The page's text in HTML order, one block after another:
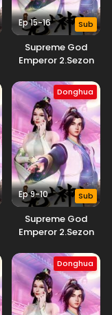
Ep 15-16 Sub
Supreme God
Emperor 2.Sezon
Donghua
Ep 9-10 Sub
Supreme God
Emperor 2.Sezon
Donghua